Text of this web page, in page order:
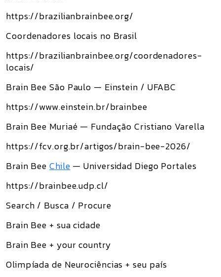
https://brazilianbrainbee.org/
Coordenadores locais no Brasil
https://brazilianbrainbee.org/coordenadores-
locais/
Brain Bee São Paulo — Einstein / UFABC
https://www.einstein.br/brainbee
Brain Bee Muriaé — Fundação Cristiano Varella
https://fcv.org.br/artigos/brain-bee-2026/
Brain BeeChile — Universidad Diego Portales
https://brainbee.udp.cl/
Search / Busca / Procure
Brain Bee + sua cidade
Brain Bee + your country
Olimpíada de Neurociências + seu país